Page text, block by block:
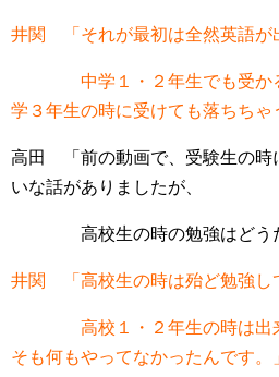
井関 「それが最初は全然英語
中学１・２年生でも受かる
学３年生の時に受けても落ちちゃ
高田 「前の動画で、受験生の時
いな話がありましたが、
高校生の時の勉強はどうだ
井関 「高校生の時は殆ど勉強し
高校１・２年生の時は出来
そも何もやってなかったんです。